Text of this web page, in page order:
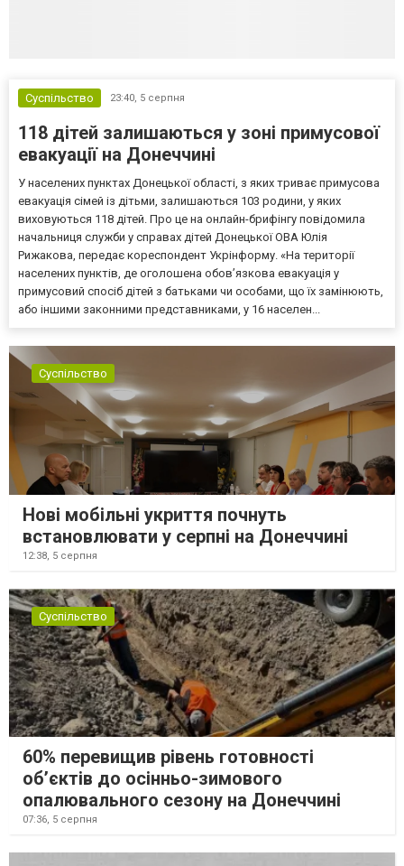
Суспільство 23:40, 5 серпня
118 дітей залишаються у зоні примусової
евакуації на Донеччині
У населених пунктах Донецької області, з яких триває примусова
евакуація сімей із дітьми, залишаються 103 родини, у яких
виховуються 118 дітей. Про це на онлайн-брифінгу повідомила
начальниця служби у справах дітей Донецької ОВА Юлія
Рижакова, передає кореспондент Укрінформу. «На території
населених пунктів, де оголошена обов’язкова евакуація у
примусовий спосіб дітей з батьками чи особами, що їх замінюють,
або іншими законними представниками, у 16 населен...
Суспільство
Нові мобільні укриття почнуть
встановлювати у серпні на Донеччині
12:38, 5 серпня
Суспільство
60% перевищив рівень готовності
об’єктів до осінньо-зимового
опалювального сезону на Донеччині
07:36, 5 серпня